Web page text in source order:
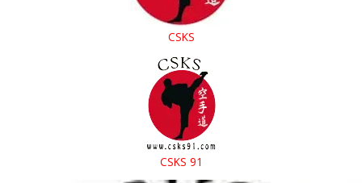
CSKS
CSKS 91